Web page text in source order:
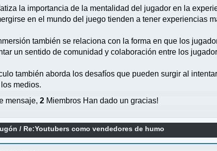
la importancia de la mentalidad del jugador en la
en el mundo del juego tienden a tener experiencias
también se relaciona con la forma en que los
un sentido de comunidad y colaboración entre los
también aborda los desafíos que pueden surgir al
medios.
mensaje,2 Miembros Han dado un gracias!
/ Re:Youtubers como vendedores de humo